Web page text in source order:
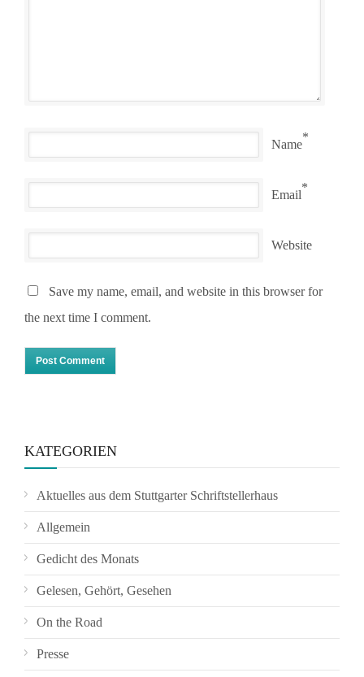
Name
*
Email
*
Website
Save my name, email, and website in this browser for
the next time I comment.
KATEGORIEN
Aktuelles aus dem Stuttgarter Schriftstellerhaus
Allgemein
Gedicht des Monats
Gelesen, Gehört, Gesehen
On the Road
Presse